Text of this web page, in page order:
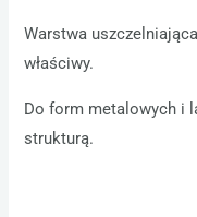
Warstwa
właściwy.
Do form metalowych i
strukturą.